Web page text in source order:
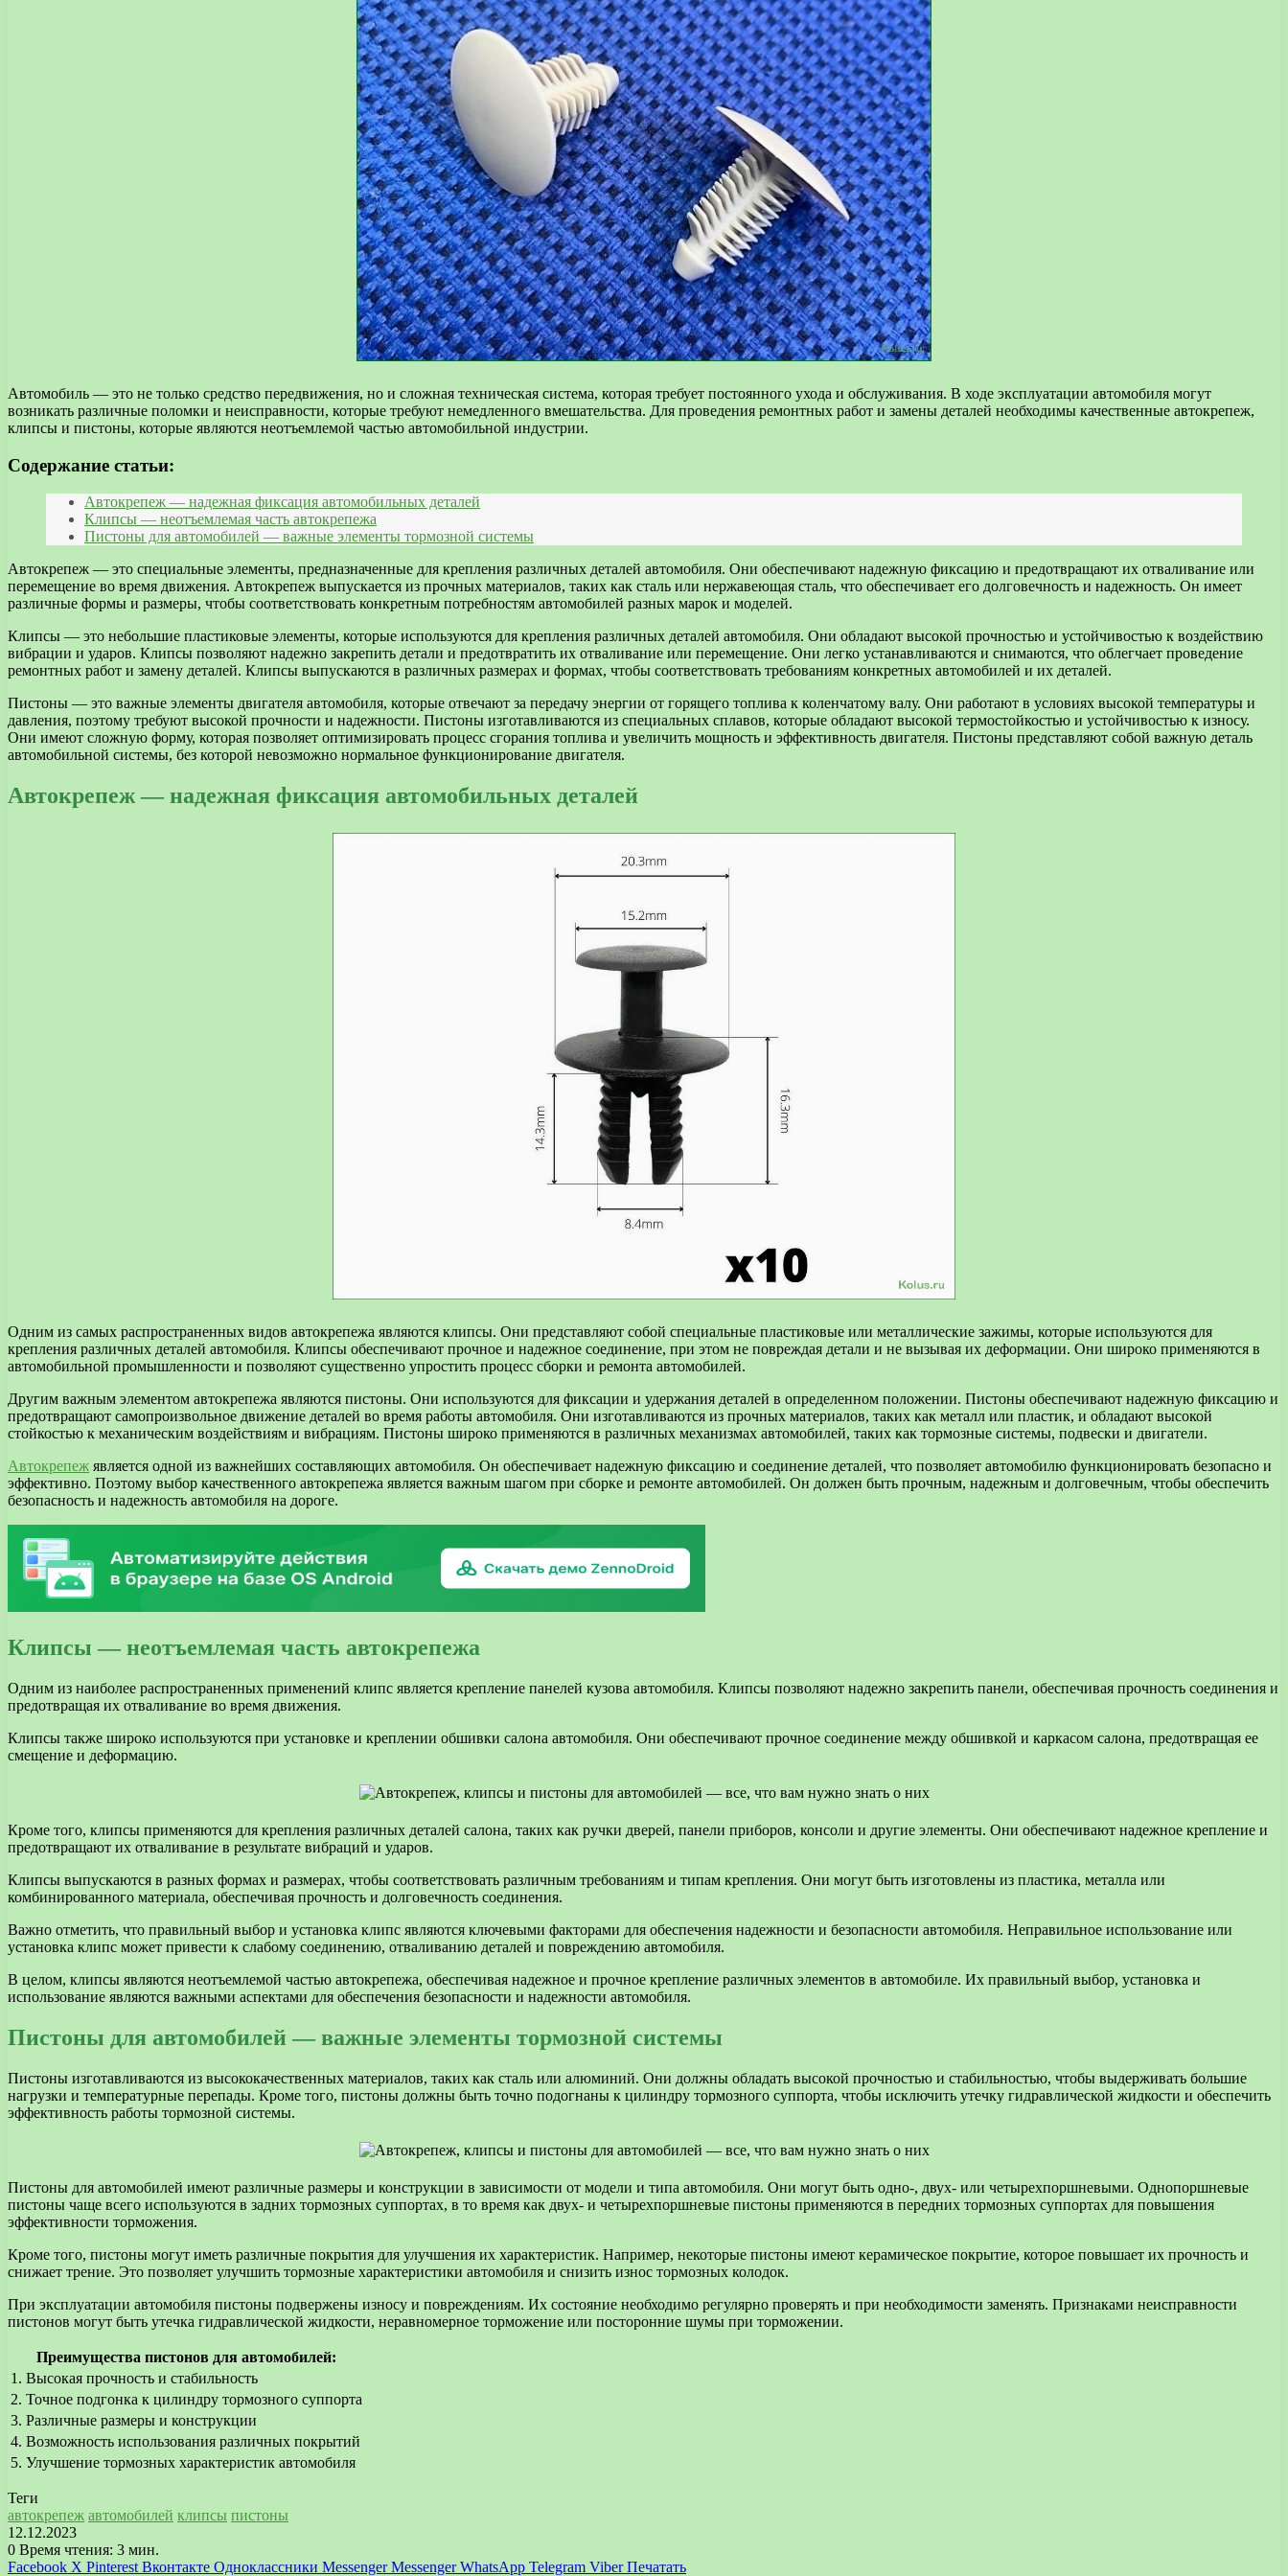
Автомобиль — это не только средство передвижения, но и сложная техническая система, которая требует постоянного ухода и обслуживания. В ходе эксплуатации автомобиля могут
возникать различные поломки и неисправности, которые требуют немедленного вмешательства. Для проведения ремонтных работ и замены деталей необходимы качественные автокрепеж,
клипсы и пистоны, которые являются неотъемлемой частью автомобильной индустрии.
Содержание статьи:
Автокрепеж — надежная фиксация автомобильных деталей
Клипсы — неотъемлемая часть автокрепежа
Пистоны для автомобилей — важные элементы тормозной системы
Автокрепеж — это специальные элементы, предназначенные для крепления различных деталей автомобиля. Они обеспечивают надежную фиксацию и предотвращают их отваливание или
перемещение во время движения. Автокрепеж выпускается из прочных материалов, таких как сталь или нержавеющая сталь, что обеспечивает его долговечность и надежность. Он имеет
различные формы и размеры, чтобы соответствовать конкретным потребностям автомобилей разных марок и моделей.
Клипсы — это небольшие пластиковые элементы, которые используются для крепления различных деталей автомобиля. Они обладают высокой прочностью и устойчивостью к воздействию
вибрации и ударов. Клипсы позволяют надежно закрепить детали и предотвратить их отваливание или перемещение. Они легко устанавливаются и снимаются, что облегчает проведение
ремонтных работ и замену деталей. Клипсы выпускаются в различных размерах и формах, чтобы соответствовать требованиям конкретных автомобилей и их деталей.
Пистоны — это важные элементы двигателя автомобиля, которые отвечают за передачу энергии от горящего топлива к коленчатому валу. Они работают в условиях высокой температуры и
давления, поэтому требуют высокой прочности и надежности. Пистоны изготавливаются из специальных сплавов, которые обладают высокой термостойкостью и устойчивостью к износу.
Они имеют сложную форму, которая позволяет оптимизировать процесс сгорания топлива и увеличить мощность и эффективность двигателя. Пистоны представляют собой важную деталь
автомобильной системы, без которой невозможно нормальное функционирование двигателя.
Автокрепеж — надежная фиксация автомобильных деталей
Одним из самых распространенных видов автокрепежа являются клипсы. Они представляют собой специальные пластиковые или металлические зажимы, которые используются для
крепления различных деталей автомобиля. Клипсы обеспечивают прочное и надежное соединение, при этом не повреждая детали и не вызывая их деформации. Они широко применяются в
автомобильной промышленности и позволяют существенно упростить процесс сборки и ремонта автомобилей.
Другим важным элементом автокрепежа являются пистоны. Они используются для фиксации и удержания деталей в определенном положении. Пистоны обеспечивают надежную фиксацию и
предотвращают самопроизвольное движение деталей во время работы автомобиля. Они изготавливаются из прочных материалов, таких как металл или пластик, и обладают высокой
стойкостью к механическим воздействиям и вибрациям. Пистоны широко применяются в различных механизмах автомобилей, таких как тормозные системы, подвески и двигатели.
Автокрепеж является одной из важнейших составляющих автомобиля. Он обеспечивает надежную фиксацию и соединение деталей, что позволяет автомобилю функционировать безопасно и
эффективно. Поэтому выбор качественного автокрепежа является важным шагом при сборке и ремонте автомобилей. Он должен быть прочным, надежным и долговечным, чтобы обеспечить
безопасность и надежность автомобиля на дороге.
Клипсы — неотъемлемая часть автокрепежа
Одним из наиболее распространенных применений клипс является крепление панелей кузова автомобиля. Клипсы позволяют надежно закрепить панели, обеспечивая прочность соединения и
предотвращая их отваливание во время движения.
Клипсы также широко используются при установке и креплении обшивки салона автомобиля. Они обеспечивают прочное соединение между обшивкой и каркасом салона, предотвращая ее
смещение и деформацию.
Кроме того, клипсы применяются для крепления различных деталей салона, таких как ручки дверей, панели приборов, консоли и другие элементы. Они обеспечивают надежное крепление и
предотвращают их отваливание в результате вибраций и ударов.
Клипсы выпускаются в разных формах и размерах, чтобы соответствовать различным требованиям и типам крепления. Они могут быть изготовлены из пластика, металла или
комбинированного материала, обеспечивая прочность и долговечность соединения.
Важно отметить, что правильный выбор и установка клипс являются ключевыми факторами для обеспечения надежности и безопасности автомобиля. Неправильное использование или
установка клипс может привести к слабому соединению, отваливанию деталей и повреждению автомобиля.
В целом, клипсы являются неотъемлемой частью автокрепежа, обеспечивая надежное и прочное крепление различных элементов в автомобиле. Их правильный выбор, установка и
использование являются важными аспектами для обеспечения безопасности и надежности автомобиля.
Пистоны для автомобилей — важные элементы тормозной системы
Пистоны изготавливаются из высококачественных материалов, таких как сталь или алюминий. Они должны обладать высокой прочностью и стабильностью, чтобы выдерживать большие
нагрузки и температурные перепады. Кроме того, пистоны должны быть точно подогнаны к цилиндру тормозного суппорта, чтобы исключить утечку гидравлической жидкости и обеспечить
эффективность работы тормозной системы.
Пистоны для автомобилей имеют различные размеры и конструкции в зависимости от модели и типа автомобиля. Они могут быть одно-, двух- или четырехпоршневыми. Однопоршневые
пистоны чаще всего используются в задних тормозных суппортах, в то время как двух- и четырехпоршневые пистоны применяются в передних тормозных суппортах для повышения
эффективности торможения.
Кроме того, пистоны могут иметь различные покрытия для улучшения их характеристик. Например, некоторые пистоны имеют керамическое покрытие, которое повышает их прочность и
снижает трение. Это позволяет улучшить тормозные характеристики автомобиля и снизить износ тормозных колодок.
При эксплуатации автомобиля пистоны подвержены износу и повреждениям. Их состояние необходимо регулярно проверять и при необходимости заменять. Признаками неисправности
пистонов могут быть утечка гидравлической жидкости, неравномерное торможение или посторонние шумы при торможении.
Преимущества пистонов для автомобилей:
1. Высокая прочность и стабильность
2. Точное подгонка к цилиндру тормозного суппорта
3. Различные размеры и конструкции
4. Возможность использования различных покрытий
5. Улучшение тормозных характеристик автомобиля
Теги
автокрепеж автомобилей клипсы пистоны
12.12.2023
0 Время чтения: 3 мин.
Facebook X Pinterest Вконтакте Одноклассники Messenger Messenger WhatsApp Telegram Viber Печатать